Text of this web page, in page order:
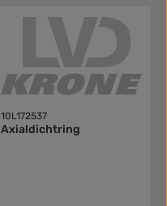
10L172537
Axialdichtring